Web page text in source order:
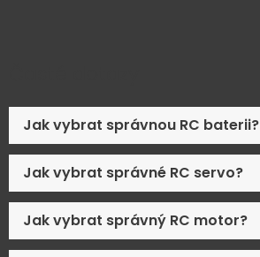
Jak vybrat správnou RC baterii?
Jak vybrat správné RC servo?
Jak vybrat správný RC motor?